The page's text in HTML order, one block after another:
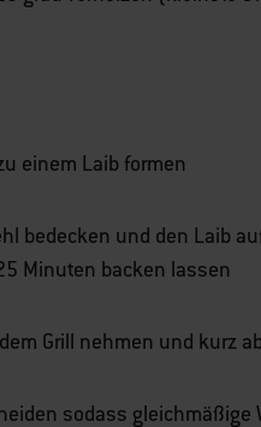
einem Laib formen
bedecken und den Laib
Minuten backen lassen
Grill nehmen und kurz
sodass gleichmäßige